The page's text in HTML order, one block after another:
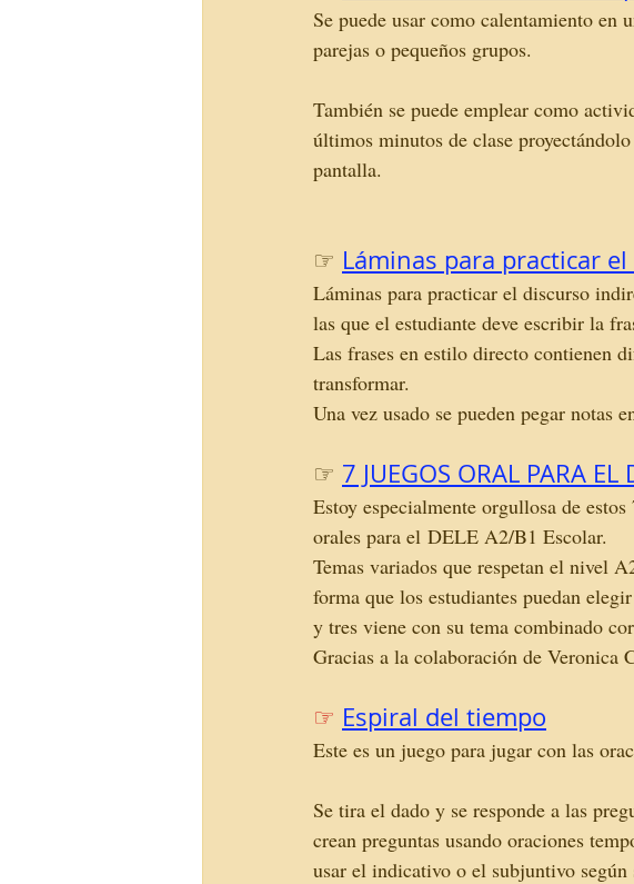
Se puede usar como calentamiento
parejas o pequeños grupos.
También se puede emplear como
últimos minutos de clase
pantalla.
☞ Láminas para practicar
Láminas para practicar el discurso
las que el estudiante deve escribir la
Las frases en estilo directo contienen
transformar.
Una vez usado se pueden pegar notas
☞ 7 JUEGOS ORAL PARA EL
Estoy especialmente orgullosa de
orales para el DELE A2/B1 Escolar.
Temas variados que respetan el nivel
forma que los estudiantes puedan
y tres viene con su tema combinado
Gracias a la colaboración de Veronica
☞ Espiral del tiempo
Este es un juego para jugar con las
Se tira el dado y se responde a las
crean preguntas usando oraciones
usar el indicativo o el subjuntivo según